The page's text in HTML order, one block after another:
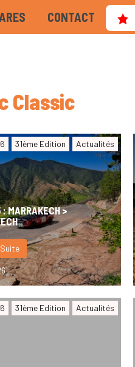
CONTACT
Classic
31ème Edition Actualités
MARRAKECH >
31ème Edition Actualités